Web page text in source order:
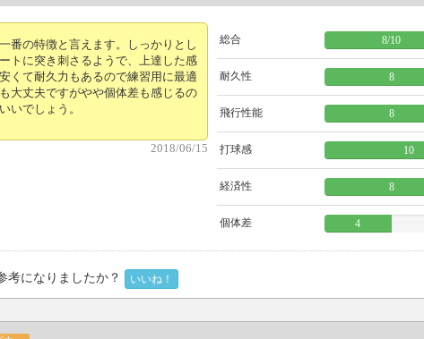
番の特徴と言えます。しっかりとし
トに突き刺さるようで、上達した感
くて耐久力もあるので練習用に最適
大丈夫ですがやや個体差も感じるの
いでしょう。
2018/06/15
総合 8/10
耐久性 8
飛行性能 8
打球感 10
経済性 8
個体差 4
考になりましたか？ いいね！